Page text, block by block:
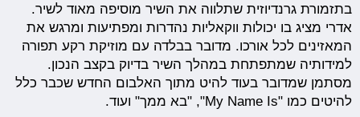
בתזמורת גרנדיוזית שתלווה את השיר מוסיפה מאוד לשיר.
אדרי מציג בו יכולות ווקאליות נהדרות ומפתיעות ומרגש את
המאזינים לכל אורכו. מדובר בבלדה עם מוזיקת רקע תפורה
למידותיה שמתפתחת במהלך השיר בדיוק בקצב הנכון.
מסתמן שמדובר בעוד להיט מתוך האלבום החדש שכבר כלל
להיטים כמו "My Name Is", "בא ממך" ועוד.